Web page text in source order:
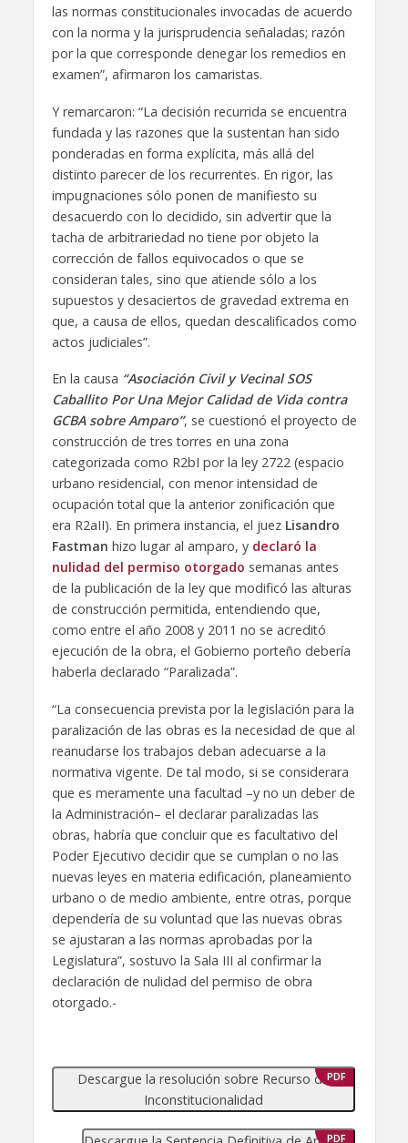
las normas constitucionales invocadas de acuerdo
con la norma y la jurisprudencia señaladas; razón
por la que corresponde denegar los remedios en
examen”, afirmaron los camaristas.
Y remarcaron: “La decisión recurrida se encuentra
fundada y las razones que la sustentan han sido
ponderadas en forma explícita, más allá del
distinto parecer de los recurrentes. En rigor, las
impugnaciones sólo ponen de manifiesto su
desacuerdo con lo decidido, sin advertir que la
tacha de arbitrariedad no tiene por objeto la
corrección de fallos equivocados o que se
consideran tales, sino que atiende sólo a los
supuestos y desaciertos de gravedad extrema en
que, a causa de ellos, quedan descalificados como
actos judiciales”.
En la causa “Asociación Civil y Vecinal SOS
Caballito Por Una Mejor Calidad de Vida contra
GCBA sobre Amparo”, se cuestionó el proyecto de
construcción de tres torres en una zona
categorizada como R2bI por la ley 2722 (espacio
urbano residencial, con menor intensidad de
ocupación total que la anterior zonificación que
era R2aII). En primera instancia, el juez Lisandro
Fastman hizo lugar al amparo, y declaró la
nulidad del permiso otorgado semanas antes
de la publicación de la ley que modificó las alturas
de construcción permitida, entendiendo que,
como entre el año 2008 y 2011 no se acreditó
ejecución de la obra, el Gobierno porteño debería
haberla declarado “Paralizada”.
“La consecuencia prevista por la legislación para la
paralización de las obras es la necesidad de que al
reanudarse los trabajos deban adecuarse a la
normativa vigente. De tal modo, si se considerara
que es meramente una facultad –y no un deber de
la Administración– el declarar paralizadas las
obras, habría que concluir que es facultativo del
Poder Ejecutivo decidir que se cumplan o no las
nuevas leyes en materia edificación, planeamiento
urbano o de medio ambiente, entre otras, porque
dependería de su voluntad que las nuevas obras
se ajustaran a las normas aprobadas por la
Legislatura”, sostuvo la Sala III al confirmar la
declaración de nulidad del permiso de obra
otorgado.-
Descargue la resolución sobre Recurso de
Inconstitucionalidad
PDF
PDF